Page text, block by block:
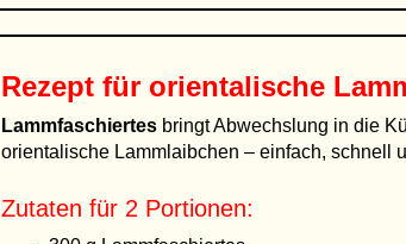
Rezept für orientalische
Lammfaschiertes bringt Abwechslung in die
orientalische Lammlaibchen – einfach, schnell
Zutaten für 2 Portionen: